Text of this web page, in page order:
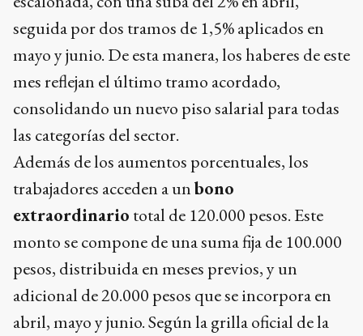
seguida por dos tramos de 1,5% aplicados en
mayo y junio. De esta manera, los haberes de este
mes reflejan el último tramo acordado,
consolidando un nuevo piso salarial para todas
las categorías del sector.
Además de los aumentos porcentuales, los
trabajadores acceden a unbono
extraordinario total de 120.000 pesos. Este
monto se compone de una suma fija de 100.000
pesos, distribuida en meses previos, y un
adicional de 20.000 pesos que se incorpora en
abril, mayo y junio. Según la grilla oficial de la